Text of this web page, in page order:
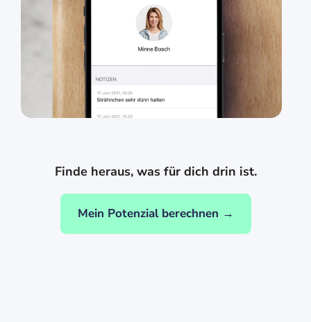
Finde heraus, was für dich drin ist.
Mein Potenzial berechnen →